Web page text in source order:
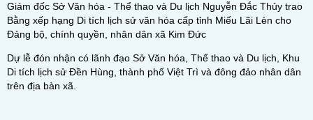
Giám đốc Sở Văn hóa - Thể thao và Du lịch Nguyễn Đắc Thủy trao
Bằng xếp hạng Di tích lịch sử văn hóa cấp tỉnh Miếu Lãi Lèn cho
Đảng bộ, chính quyền, nhân dân xã Kim Đức
Dự lễ đón nhận có lãnh đạo Sở Văn hóa, Thể thao và Du lịch, Khu
Di tích lịch sử Đền Hùng, thành phố Việt Trì và đông đảo nhân dân
trên địa bàn xã.